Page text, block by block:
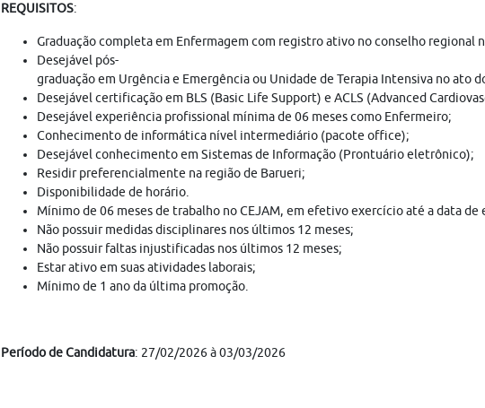
REQUISITOS:
Graduação completa em Enfermagem com registro ativo no conselho regional
Desejável pós-
graduação em Urgência e Emergência ou Unidade de Terapia Intensiva no ato
Desejável certificação em BLS (Basic Life Support) e ACLS (Advanced
Desejável experiência profissional mínima de 06 meses como Enfermeiro;
Conhecimento de informática nível intermediário (pacote office);
Desejável conhecimento em Sistemas de Informação (Prontuário eletrônico);
Residir preferencialmente na região de Barueri;
Disponibilidade de horário.
Mínimo de 06 meses de trabalho no CEJAM, em efetivo exercício até a data
Não possuir medidas disciplinares nos últimos 12 meses;
Não possuir faltas injustificadas nos últimos 12 meses;
Estar ativo em suas atividades laborais;
Mínimo de 1 ano da última promoção.
Período de Candidatura: 27/02/2026 à 03/03/2026